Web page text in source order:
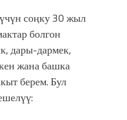
соңку 30 жыл
болгон
дары-дармек,
жана башка
берем. Бул